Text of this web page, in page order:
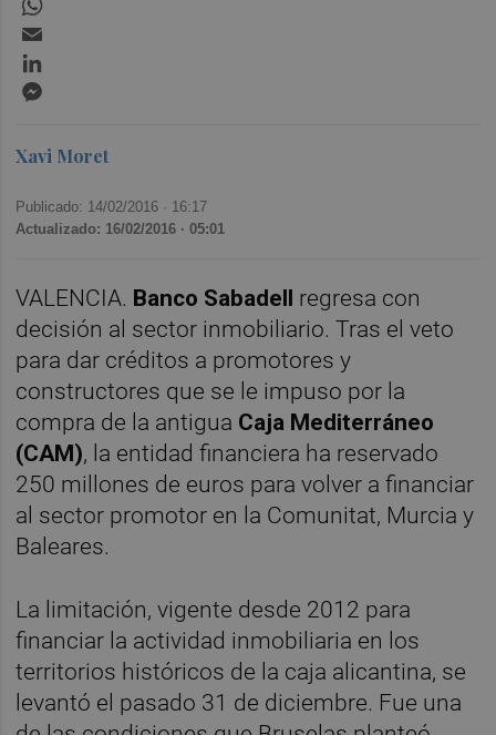
Xavi Moret
Publicado: 14/02/2016 · 16:17
Actualizado: 16/02/2016 · 05:01
VALENCIA. Banco Sabadell regresa con
decisión al sector inmobiliario. Tras el veto
para dar créditos a promotores y
constructores que se le impuso por la
compra de la antigua Caja Mediterráneo
(CAM), la entidad financiera ha reservado
250 millones de euros para volver a financiar
al sector promotor en la Comunitat, Murcia y
Baleares.
La limitación, vigente desde 2012 para
financiar la actividad inmobiliaria en los
territorios históricos de la caja alicantina, se
levantó el pasado 31 de diciembre. Fue una